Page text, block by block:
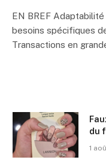
EN BREF
besoins spécifiques
Transactions en
du
1